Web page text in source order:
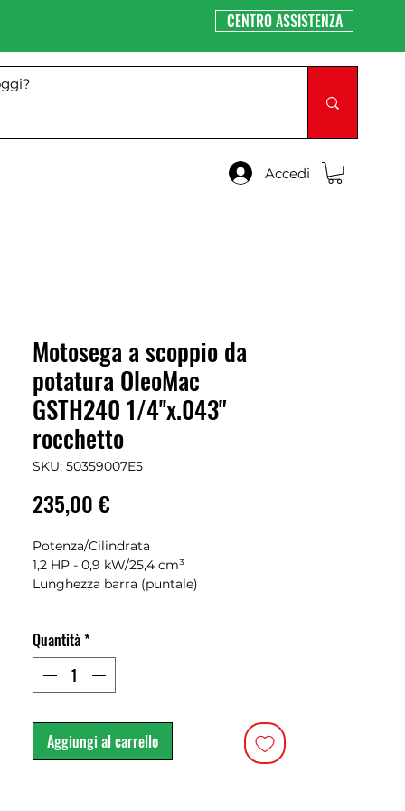
CENTRO ASSISTENZA
Accedi
Motosega a scoppio da
potatura OleoMac
GSTH240 1/4''x.043"
rocchetto
SKU: 50359007E5
235,00 €
Potenza/Cilindrata
1,2 HP - 0,9 kW/25,4 cm³
Lunghezza barra (puntale)
1/4" x .043" (rocchetto)
Pompa olio
regolabile in alluminio, portata nulla al
minimo
0,16 L/0,20 L
Livello pressione/potenza acustica
Quantità*
Aggiungi al carrello